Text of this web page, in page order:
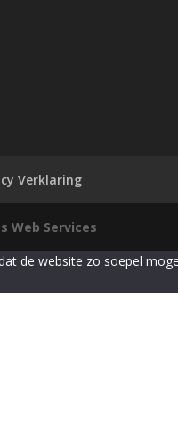
Verklaring
Web Services
de website zo soepel